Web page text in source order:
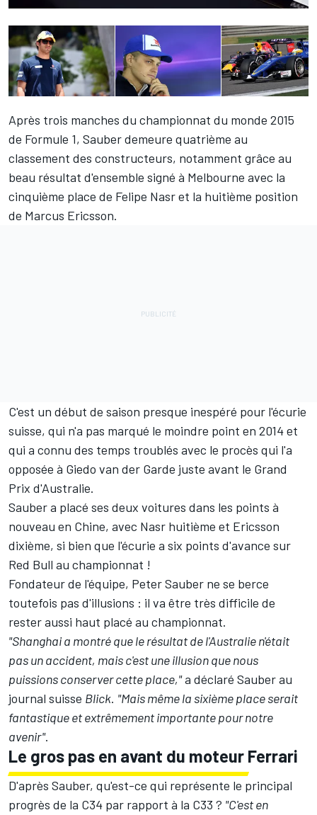
Après trois manches du championnat du monde 2015
de Formule 1, Sauber demeure quatrième au
classement des constructeurs, notamment grâce au
beau résultat d'ensemble signé à Melbourne avec la
cinquième place de Felipe Nasr et la huitième position
de Marcus Ericsson.
C'est un début de saison presque inespéré pour l'écurie
suisse, qui n'a pas marqué le moindre point en 2014 et
qui a connu des temps troublés avec le procès qui l'a
opposée à Giedo van der Garde juste avant le Grand
Prix d'Australie.
Sauber a placé ses deux voitures dans les points à
nouveau en Chine, avec Nasr huitième et Ericsson
dixième, si bien que l'écurie a six points d'avance sur
Red Bull au championnat !
Fondateur de l'équipe, Peter Sauber ne se berce
toutefois pas d'illusions : il va être très difficile de
rester aussi haut placé au championnat.
"Shanghai a montré que le résultat de l'Australie n'était
pas un accident, mais c'est une illusion que nous
puissions conserver cette place,"a déclaré Sauber au
journal suisse Blick. "Mais même la sixième place serait
fantastique et extrêmement importante pour notre
avenir".
Le gros pas en avant du moteur Ferrari
D'après Sauber, qu'est-ce qui représente le principal
progrès de la C34 par rapport à la C33 ? "C'est en